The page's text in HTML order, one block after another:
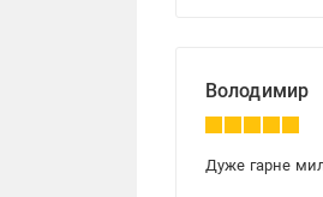
Володимир
Дуже гарне